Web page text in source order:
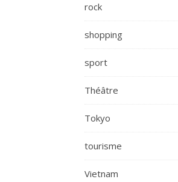
rock
shopping
sport
Théâtre
Tokyo
tourisme
Vietnam